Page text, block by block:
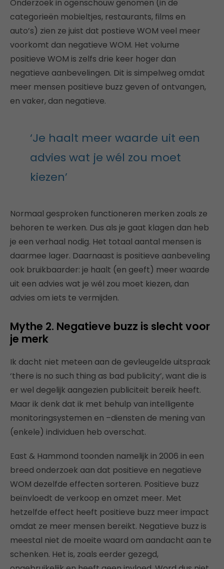
Onderzoek in ogenschouw genomen (in de
categorieën mobieltjes, restaurants, films en
auto’s) zien ze juist dat postieve WOM veel meer
voorkomt dan negatieve WOM. Het volume
positieve WOM is zelfs drie keer hoger dan
negatieve aanbevelingen. Dit is simpelweg omdat
meer mensen positieve buzz geven of ontvangen,
en vaker, dan negatieve.
‘Je haalt meer waarde uit een
advies wat je wél zou moet
kiezen’
Normaal gesproken functioneren merken zoals ze
behoren te werken. Dus als je gaat klagen dan heb
je een verhaal nodig. Het totaal aantal mensen is
daarmee lager. Daarnaast is positieve aanbeveling
ook bruikbaarder: je haalt (en geeft) meer waarde
uit een advies wat je wél zou moet kiezen, dan
advies om iets te vermijden.
Mythe 2. Negatieve buzz is slecht voor
je merk
Ik dacht niet meteen aan de gevleugelde uitspraak
‘there is no such thing as bad publicity’, want die is
er wel degelijk aangezien publiciteit bereik heeft.
Maar ik denk dat ik met behulp van intelligente
monitoringsystemen en –diensten de mening van
(enkele) individuen heb overschat.
East & Hammond toonden namelijk in 2006 in een
breed onderzoek aan dat positieve en negatieve
WOM dezelfde effecten sorteren. Positieve buzz
beïnvloedt de verkoop en omzet meer. Met
hetzelfde effect heeft positieve buzz meer impact
omdat ze meer mensen bereikt. Negatieve buzz is
meestal niet de moeite waard om aandacht aan te
schenken. Het is, zoals eerder gezegd,